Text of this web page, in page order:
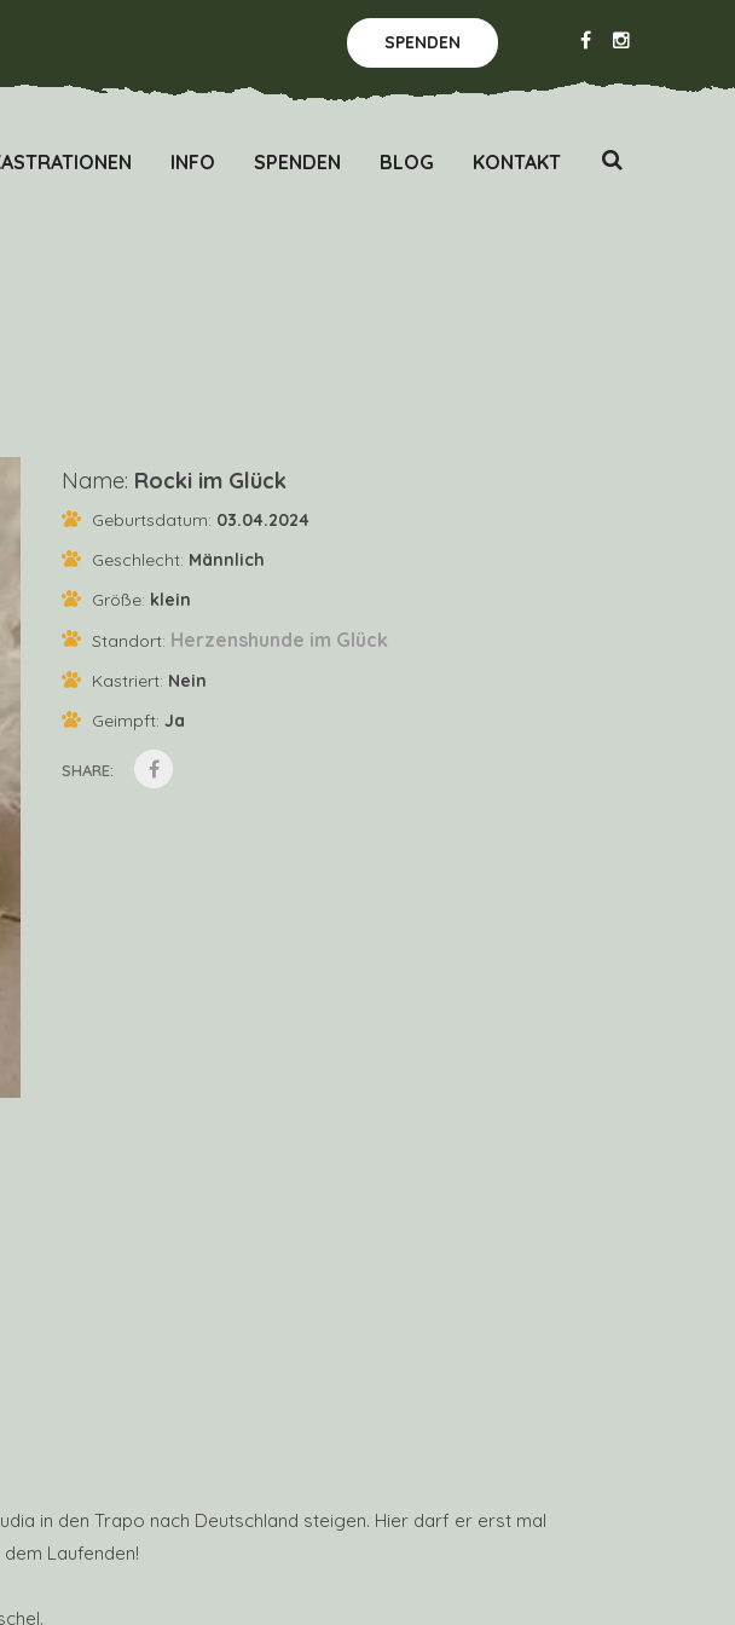
SPENDEN
INFO SPENDEN BLOG KONTAKT
Name: Rocki im Glück
Geburtsdatum: 03.04.2024
Geschlecht: Männlich
Größe: klein
Standort: Herzenshunde im Glück
Kastriert: Nein
Geimpft: Ja
SHARE:
in den Trapo nach Deutschland steigen. Hier darf er erst mal
Laufenden!